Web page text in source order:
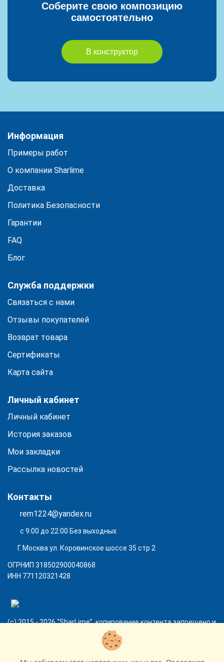
Соберите свою композицию
самостоятельно
В конструктор
Информация
Примеры работ
О компании Sharlime
Доставка
Политика Безопасности
Гарантии
FAQ
Блог
Служба поддержки
Связаться с нами
Отзывы покупателей
Возврат товара
Сертификаты
Карта сайта
Личный кабинет
Личный кабинет
История заказов
Мои закладки
Рассылка новостей
Контакты
rem1224@yandex.ru
с 9:00 до 22:00 Без выходных
Г. Москва ул. Коровинское шоссе 35 стр 2
ОГРНИП 318502900040868
ИНН 771120321428
(с) 2015 - 2026 “SharLime”, копирование контента запрещено и